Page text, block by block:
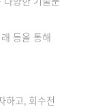
등을 통해
하고, 회수전